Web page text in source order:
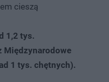
cieszą
1,2 tys.
Międzynarodowe
1 tys. chętnych).